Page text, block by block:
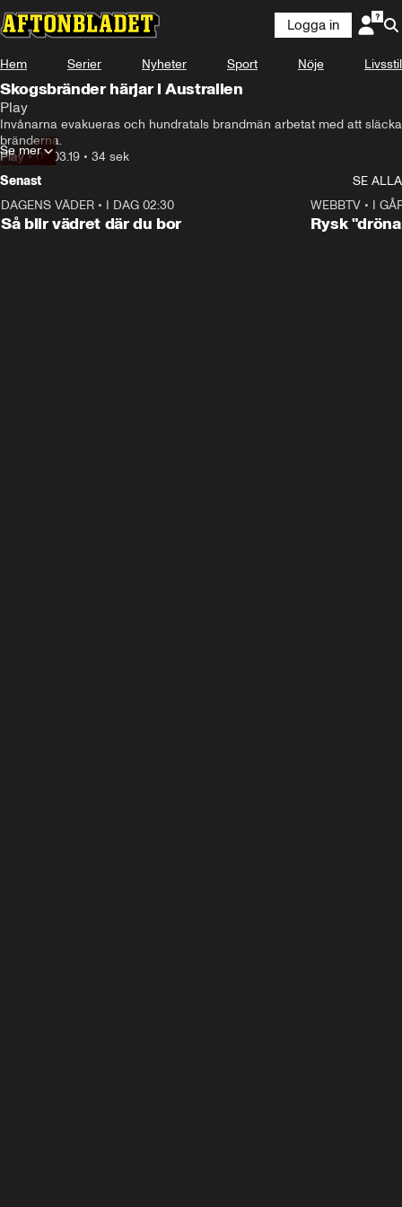
Logga in
Hem Serier Nyheter Sport Nöje Livsstil
Skogsbränder härjar i Australien
Play
Invånarna evakueras och hundratals brandmän arbetat med att släcka
bränderna.
Play•02.03.19 • 34 sek
Se mer
Senast
SE ALLA
DAGENS VÄDER • I DAG 02:30
Så blir vädret där du bor
WEBBTV• I
Rysk